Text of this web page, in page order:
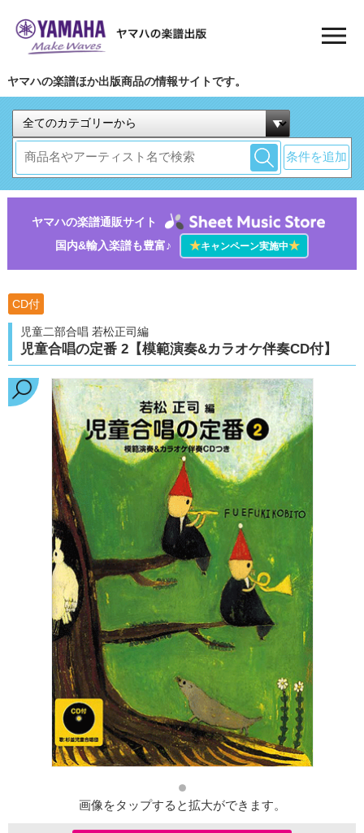
ヤマハの楽譜ほか出版商品の情報サイトです。
条件を追加
ヤマハの楽譜通販サイト
国内&輸入楽譜も豊富♪
★キャンペーン実施中★
CD付
児童二部合唱 若松正司編
児童合唱の定番 2【模範演奏&カラオケ伴奏CD付】
画像をタップすると拡大ができます。